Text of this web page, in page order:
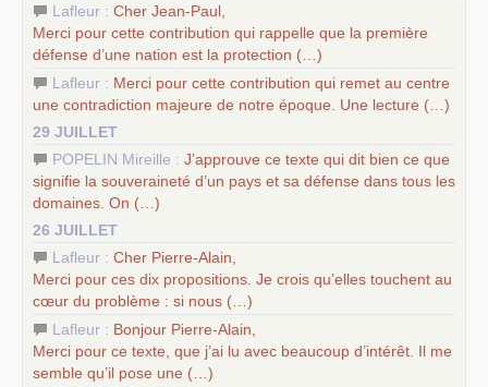
Lafleur : Cher Jean-Paul,
Merci pour cette contribution qui rappelle que la première
défense d’une nation est la protection (…)
Lafleur : Merci pour cette contribution qui remet au centre
une contradiction majeure de notre époque. Une lecture (…)
29 JUILLET
POPELIN Mireille : J’approuve ce texte qui dit bien ce que
signifie la souveraineté d’un pays et sa défense dans tous les
domaines. On (…)
26 JUILLET
Lafleur : Cher Pierre-Alain,
Merci pour ces dix propositions. Je crois qu’elles touchent au
cœur du problème : si nous (…)
Lafleur : Bonjour Pierre-Alain,
Merci pour ce texte, que j’ai lu avec beaucoup d’intérêt. Il me
semble qu’il pose une (…)